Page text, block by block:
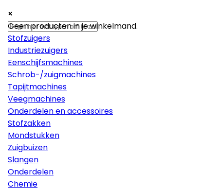
×
Machines
Stofzuigers
Industriezuigers
Eenschijfsmachines
Schrob-/zuigmachines
Tapijtmachines
Veegmachines
Onderdelen en accessoires
Stofzakken
Mondstukken
Zuigbuizen
Slangen
Onderdelen
Chemie
×
×
Geen producten in je winkelmand.